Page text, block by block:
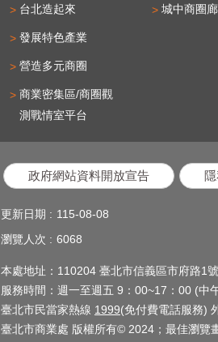
台北造起來
發展特色產業
營造多元商圈
商業密集區/商圈觀
測戰情室平台
城中商圈
政府網站資料開放宣告
更新日期
115-08-08
瀏覽人次
6068
本處地址：110204 臺北市信義區市府路1
服務時間：週一至週五 9：00~17：00 (中
臺北市民當家熱線 1999(免付費電話服務)
臺北市商業處 版權所有© 2024；最佳瀏覽